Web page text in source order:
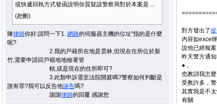
或快遞回執方式發函說明你質疑該警察局對於本案是 ...
(恕刪)
陳律師你好:請問一下1. 網路的伺服器主機的位址"指的是什麼
呢?
2.我的戶籍所在地是雲林,但現在住所位於新
竹,需要申請回戶籍地地檢署管
轄,或是現在的住所即可?
3.此類申訴需至法院開庭嗎?警察如何判斷是
誰有罪?我可以反告他誣告嗎?
謝謝律師的回覆 感謝您
對方發出了
內容如excel
說他已經報
昨天警方通
●，
也教訓我怎
受教許多，
其實我是不
有關